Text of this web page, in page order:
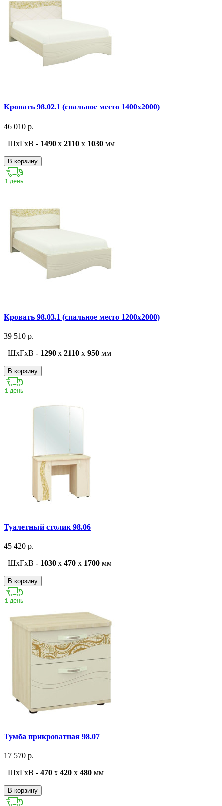
Кровать 98.02.1 (спальное место 1400х2000)
46 010 р.
ШxГxВ - 1490 x 2110 x 1030 мм
В корзину
Кровать 98.03.1 (спальное место 1200х2000)
39 510 р.
ШxГxВ - 1290 x 2110 x 950 мм
В корзину
Туалетный столик 98.06
45 420 р.
ШxГxВ - 1030 x 470 x 1700 мм
В корзину
Тумба прикроватная 98.07
17 570 р.
ШxГxВ - 470 x 420 x 480 мм
В корзину